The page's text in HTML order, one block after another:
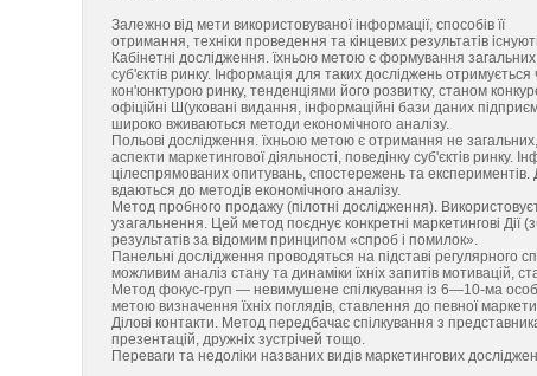
Залежно від мети використовуваної інформації, способів її
отримання, техніки проведення та кінцевих результатів
Кабінетні дослідження. їхньою метою є формування
суб'єктів ринку. Інформація для таких досліджень
кон'юнктурою ринку, тенденціями його розвитку, станом
офіційні Ш(уковані видання, інформаційні бази даних
широко вживаються методи економічного аналізу.
Польові дослідження. їхньою метою є отримання не
аспекти маркетингової діяльності, поведінку суб'єктів
цілеспрямованих опитувань, спостережень та експериментів.
вдаються до методів економічного аналізу.
Метод пробного продажу (пілотні дослідження).
узагальнення. Цей метод поєднує конкретні маркетингові Дії
результатів за відомим принципом «спроб і помилок».
Панельні дослідження проводяться на підставі
можливим аналіз стану та динаміки їхніх запитів мотивацій,
Метод фокус-груп — невимушене спілкування із 6—10-ма
метою визначення їхніх поглядів, ставлення до певної
Ділові контакти. Метод передбачає спілкування з
презентацій, дружніх зустрічей тощо.
Переваги та недоліки названих видів маркетингових